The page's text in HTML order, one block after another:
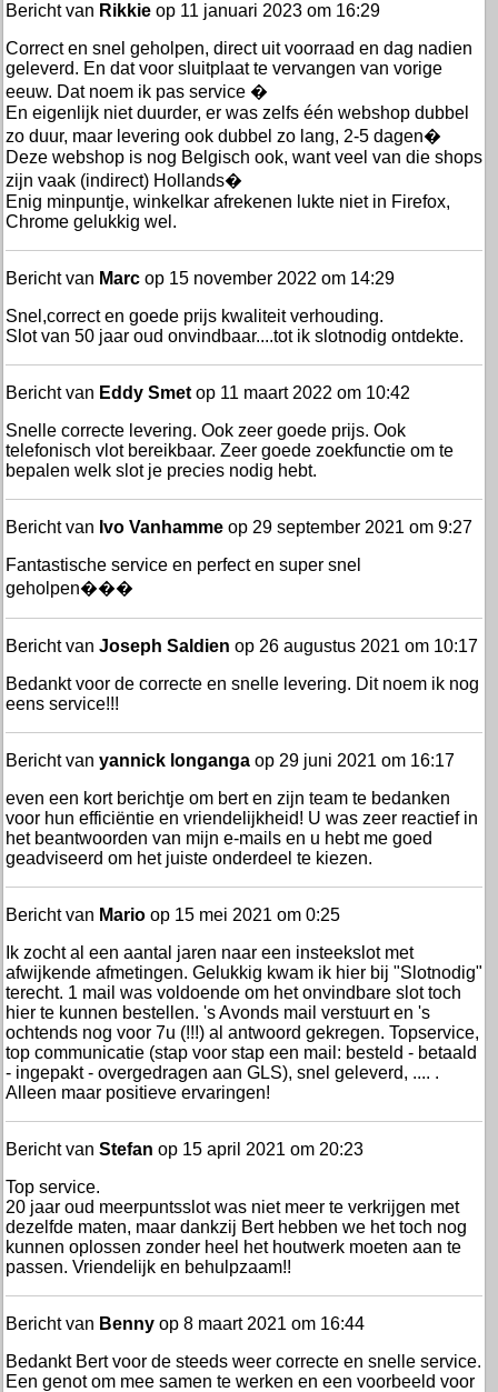
Bericht van Rikkie op 11 januari 2023 om 16:29
Correct en snel geholpen, direct uit voorraad en dag nadien
geleverd. En dat voor sluitplaat te vervangen van vorige
eeuw. Dat noem ik pas service �
En eigenlijk niet duurder, er was zelfs één webshop dubbel
zo duur, maar levering ook dubbel zo lang, 2-5 dagen�
Deze webshop is nog Belgisch ook, want veel van die shops
zijn vaak (indirect) Hollands�
Enig minpuntje, winkelkar afrekenen lukte niet in Firefox,
Chrome gelukkig wel.
Bericht van Marc op 15 november 2022 om 14:29
Snel,correct en goede prijs kwaliteit verhouding.
Slot van 50 jaar oud onvindbaar....tot ik slotnodig ontdekte.
Bericht van Eddy Smet op 11 maart 2022 om 10:42
Snelle correcte levering. Ook zeer goede prijs. Ook
telefonisch vlot bereikbaar. Zeer goede zoekfunctie om te
bepalen welk slot je precies nodig hebt.
Bericht van Ivo Vanhamme op 29 september 2021 om 9:27
Fantastische service en perfect en super snel
geholpen���
Bericht van Joseph Saldien op 26 augustus 2021 om 10:17
Bedankt voor de correcte en snelle levering. Dit noem ik nog
eens service!!!
Bericht van yannick longanga op 29 juni 2021 om 16:17
even een kort berichtje om bert en zijn team te bedanken
voor hun efficiëntie en vriendelijkheid! U was zeer reactief in
het beantwoorden van mijn e-mails en u hebt me goed
geadviseerd om het juiste onderdeel te kiezen.
Bericht van Mario op 15 mei 2021 om 0:25
Ik zocht al een aantal jaren naar een insteekslot met
afwijkende afmetingen. Gelukkig kwam ik hier bij "Slotnodig"
terecht. 1 mail was voldoende om het onvindbare slot toch
hier te kunnen bestellen. 's Avonds mail verstuurt en 's
ochtends nog voor 7u (!!!) al antwoord gekregen. Topservice,
top communicatie (stap voor stap een mail: besteld - betaald
- ingepakt - overgedragen aan GLS), snel geleverd, .... .
Alleen maar positieve ervaringen!
Bericht van Stefan op 15 april 2021 om 20:23
Top service.
20 jaar oud meerpuntsslot was niet meer te verkrijgen met
dezelfde maten, maar dankzij Bert hebben we het toch nog
kunnen oplossen zonder heel het houtwerk moeten aan te
passen. Vriendelijk en behulpzaam!!
Bericht van Benny op 8 maart 2021 om 16:44
Bedankt Bert voor de steeds weer correcte en snelle service.
Een genot om mee samen te werken en een voorbeeld voor